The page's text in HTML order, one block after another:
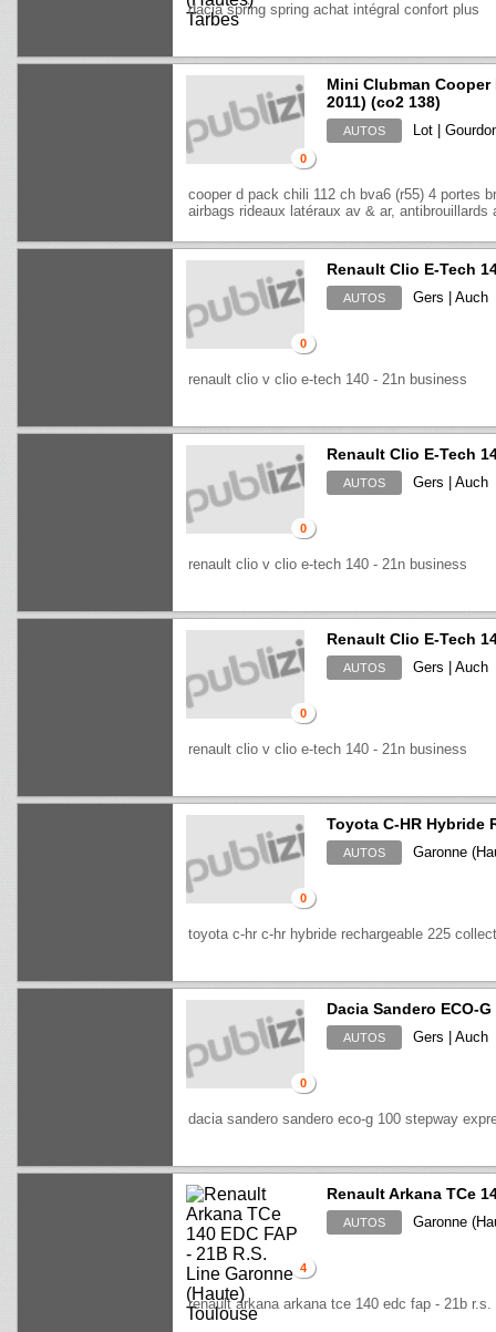
dacia spring spring achat intégral confort plus
0
Mini Clubman Cooper
2011) (co2 138)
AUTOS Lot |
cooper d pack chili 112 ch bva6 (r55) 4 portes
airbags rideaux latéraux av & ar,
0
Renault Clio E-Tech
AUTOS Gers | Auch
renault clio v clio e-tech 140 - 21n business
0
Renault Clio E-Tech
AUTOS Gers | Auch
renault clio v clio e-tech 140 - 21n business
0
Renault Clio E-Tech
AUTOS Gers | Auch
renault clio v clio e-tech 140 - 21n business
0
Toyota C-HR Hybride
AUTOS Garonne
toyota c-hr c-hr hybride rechargeable 225
0
Dacia Sandero ECO-
AUTOS Gers | Auch
dacia sandero sandero eco-g 100 stepway
4
Renault Arkana TCe
AUTOS Garonne
renault arkana arkana tce 140 edc fap - 21b r.s.